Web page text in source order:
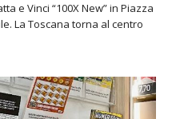
e Vinci “100X New” in Piazza